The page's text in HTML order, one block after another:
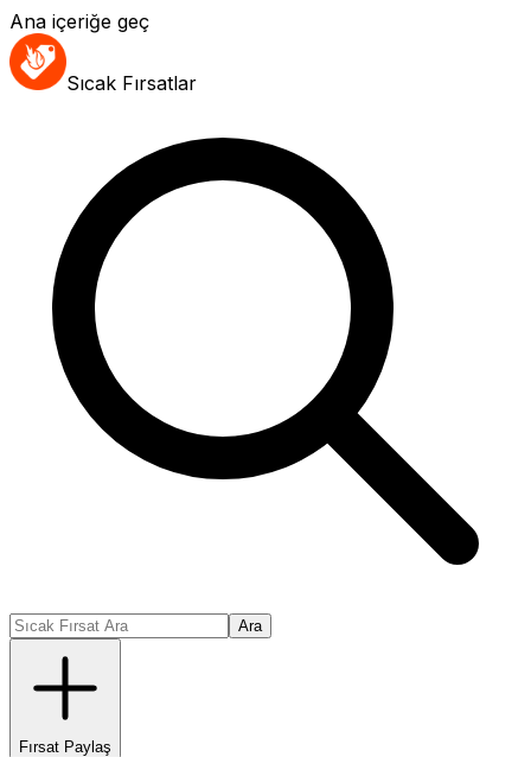
Ana içeriğe geç
Sıcak Fırsatlar
Ara
Fırsat Paylaş